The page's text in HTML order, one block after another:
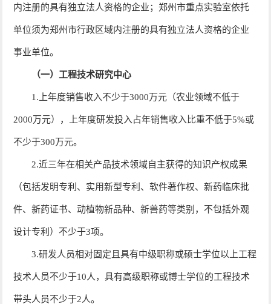
内注册的具有独立法人资格的企业；郑州市重点实验室依托
单位须为郑州市行政区域内注册的具有独立法人资格的企业
事业单位。
（一）工程技术研究中心
1.上年度销售收入不少于3000万元（农业领域不低于
2000万元），上年度研发投入占年销售收入比重不低于5%或
不少于300万元。
2.近三年在相关产品技术领域自主获得的知识产权成果
（包括发明专利、实用新型专利、软件著作权、新药临床批
件、新药证书、动植物新品种、新兽药等类别，不包括外观
设计专利）不少于3项。
3.研发人员相对固定且具有中级职称或硕士学位以上工程
技术人员不少于10人，具有高级职称或博士学位的工程技术
带头人员不少于2人。